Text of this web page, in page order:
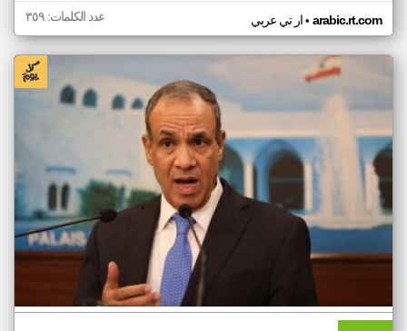
ار تي عربي• arabic.rt.com عدد الكلمات: ٣٥٩